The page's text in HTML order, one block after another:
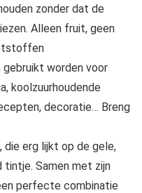
zonder dat de
Alleen fruit, geen
gebruikt worden voor
koolzuurhoudende
decoratie… Breng
die erg lijkt op de gele,
Samen met zijn
perfecte combinatie